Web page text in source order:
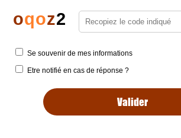
oqoz2
Se souvenir de mes informations
Etre notifié en cas de réponse ?